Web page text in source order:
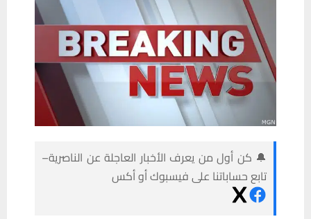
🔔 كن أول من يعرف الأخبار العاجلة عن الناصرية–
تابع حساباتنا على فيسبوك أو أكس